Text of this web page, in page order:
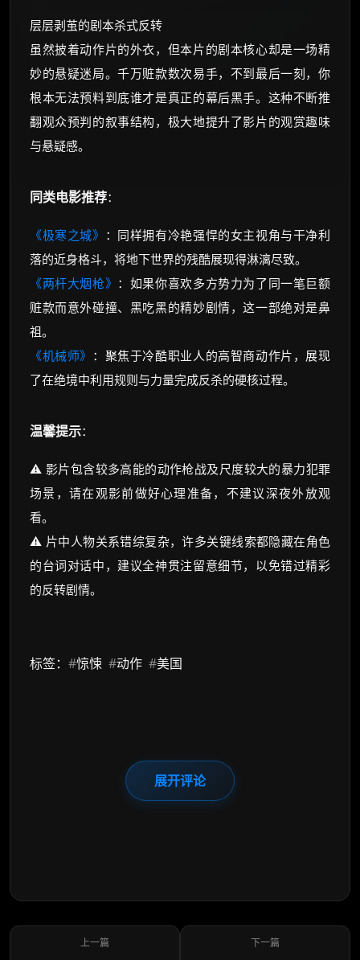
层层剥茧的剧本杀式反转
虽然披着动作片的外衣，但本片的剧本核心却是一场精
妙的悬疑迷局。千万赃款数次易手，不到最后一刻，你
根本无法预料到底谁才是真正的幕后黑手。这种不断推
翻观众预判的叙事结构，极大地提升了影片的观赏趣味
与悬疑感。
同类电影推荐：
《极寒之城》 ：同样拥有冷艳强悍的女主视角与干净利
落的近身格斗，将地下世界的残酷展现得淋漓尽致。
《两杆大烟枪》 ：如果你喜欢多方势力为了同一笔巨额
赃款而意外碰撞、黑吃黑的精妙剧情，这一部绝对是鼻
祖。
《机械师》 ：聚焦于冷酷职业人的高智商动作片，展现
了在绝境中利用规则与力量完成反杀的硬核过程。
温馨提示：
⚠️ 影片包含较多高能的动作枪战及尺度较大的暴力犯罪
场景，请在观影前做好心理准备，不建议深夜外放观
看。
⚠️ 片中人物关系错综复杂，许多关键线索都隐藏在角色
的台词对话中，建议全神贯注留意细节，以免错过精彩
的反转剧情。
标签： #惊悚 #动作 #美国
展开评论